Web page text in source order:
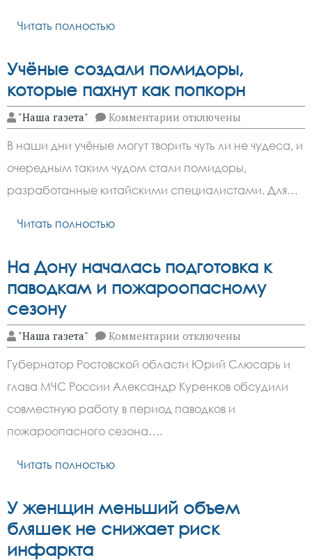
Читать полностью
Учёные создали помидоры,
которые пахнут как попкорн
"Наша газета" Комментарии к
записи
создали
помидоры,
которые
пахнут
как
отключены
В наши дни учёные могут творить чуть ли не чудеса, и
очередным таким чудом стали помидоры,
разработанные китайскими специалистами. Для…
Читать полностью
На Дону началась подготовка к
паводкам и пожароопасному
сезону
"Наша газета" Комментарии к
записи
Дону
началась
подготовка
к
паводкам
отключены
Губернатор Ростовской области Юрий Слюсарь и
глава МЧС России Александр Куренков обсудили
совместную работу в период паводков и
пожароопасного сезона….
Читать полностью
У женщин меньший объем
бляшек не снижает риск
инфаркта